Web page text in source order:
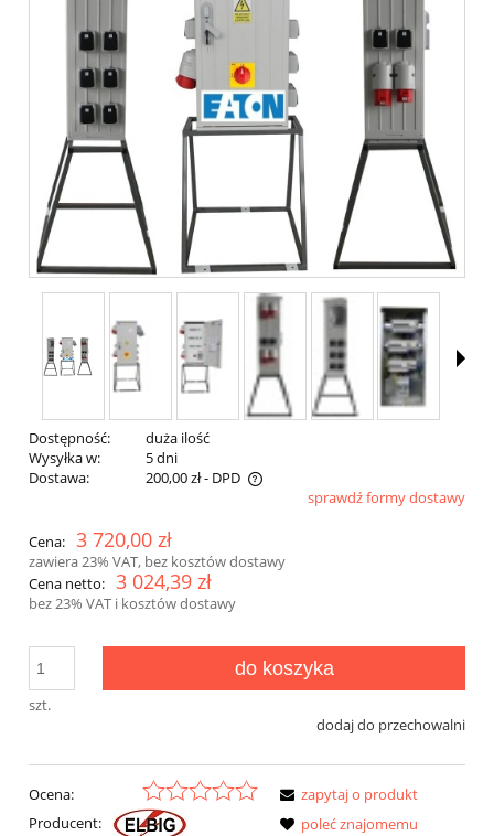
Dostępność:
duża ilość
Wysyłka w:
5 dni
Dostawa:
200,00 zł- DPD
sprawdź formy dostawy
Cena: 3 720,00 zł
zawiera 23% VAT, bez kosztów dostawy
Cena netto: 3 024,39 zł
bez 23% VAT i kosztów dostawy
szt.
do koszyka
dodaj do przechowalni
Ocena:
Producent:
zapytaj o produkt
poleć znajomemu